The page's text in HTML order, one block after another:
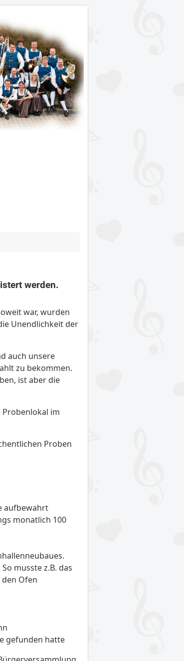
werden.
war, wurden
Unendlichkeit der
auch unsere
zu bekommen.
ist aber die
im
Proben
aufbewahrt
monatlich 100
musste z.B. das
Ofen
gefunden hatte